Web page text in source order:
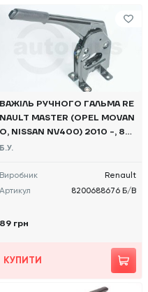
ВАЖІЛЬ РУЧНОГО ГАЛЬМА RE
NAULT MASTER (OPEL MOVAN
O, NISSAN NV400) 2010 -, 82
00688676 Б/В
Б.У.
Виробник
Renault
Артикул
8200688676 Б/В
89 грн
КУПИТИ